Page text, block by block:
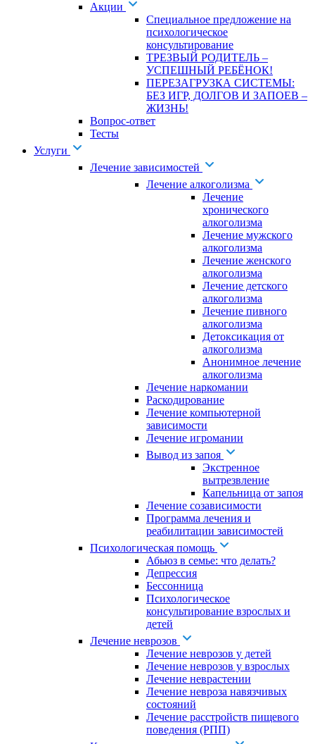
Акции
Специальное предложение на
психологическое
консультирование
ТРЕЗВЫЙ РОДИТЕЛЬ –
УСПЕШНЫЙ РЕБЁНОК!
ПЕРЕЗАГРУЗКА СИСТЕМЫ:
БЕЗ ИГР, ДОЛГОВ И ЗАПОЕВ –
ЖИЗНЬ!
Вопрос-ответ
Тесты
Услуги
Лечение зависимостей
Лечение алкоголизма
Лечение
хронического
алкоголизма
Лечение мужского
алкоголизма
Лечение женского
алкоголизма
Лечение детского
алкоголизма
Лечение пивного
алкоголизма
Детоксикация от
алкоголизма
Анонимное лечение
алкоголизма
Лечение наркомании
Раскодирование
Лечение компьютерной
зависимости
Лечение игромании
Вывод из запоя
Экстренное
вытрезвление
Капельница от запоя
Лечение созависимости
Программа лечения и
реабилитации зависимостей
Психологическая помощь
Абьюз в семье: что делать?
Депрессия
Бессонница
Психологическое
консультирование взрослых и
детей
Лечение неврозов
Лечение неврозов у детей
Лечение неврозов у взрослых
Лечение неврастении
Лечение невроза навязчивых
состояний
Лечение расстройств пищевого
поведения (РПП)